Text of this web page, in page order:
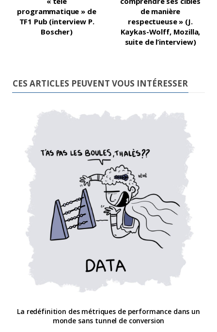
programmatique » de
TF1 Pub (interview P.
Boscher)
de manière
respectueuse » (J.
Kaykas-Wolff, Mozilla,
suite de l’interview)
CES ARTICLES PEUVENT VOUS INTÉRESSER
La redéfinition des métriques de performance dans un
monde sans tunnel de conversion